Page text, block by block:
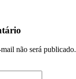
não será publicado.